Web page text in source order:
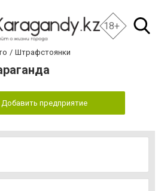
18+
Штрафстоянки
Добавить предприятие